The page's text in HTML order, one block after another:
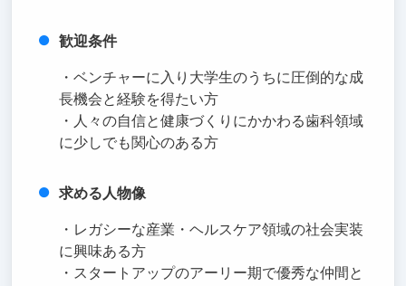
歓迎条件
・ベンチャーに入り大学生のうちに圧倒的な成
長機会と経験を得たい方
・人々の自信と健康づくりにかかわる歯科領域
に少しでも関心のある方
求める人物像
・レガシーな産業・ヘルスケア領域の社会実装
に興味ある方
・スタートアップのアーリー期で優秀な仲間と